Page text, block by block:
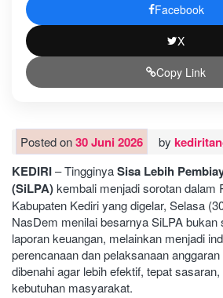
Facebook
X
Copy Link
Posted on30 Juni 2026 by
KEDIRI– TingginyaSisa Lebih
(SiLPA)kembali menjadi sorotan dalam
Kabupaten Kediri yang digelar, Selasa
NasDem menilai besarnya SiLPA bukan
laporan keuangan, melainkan menjadi
perencanaan dan pelaksanaan
dibenahi agar lebih efektif, tepat
kebutuhan masyarakat.